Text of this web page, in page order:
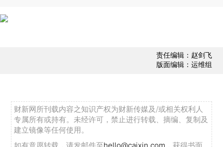
责任编辑：赵剑飞
版面编辑：运维组
财新网所刊载内容之知识产权为财新传媒及/或相关权利人
专属所有或持有。未经许可，禁止进行转载、摘编、复制及
建立镜像等任何使用。